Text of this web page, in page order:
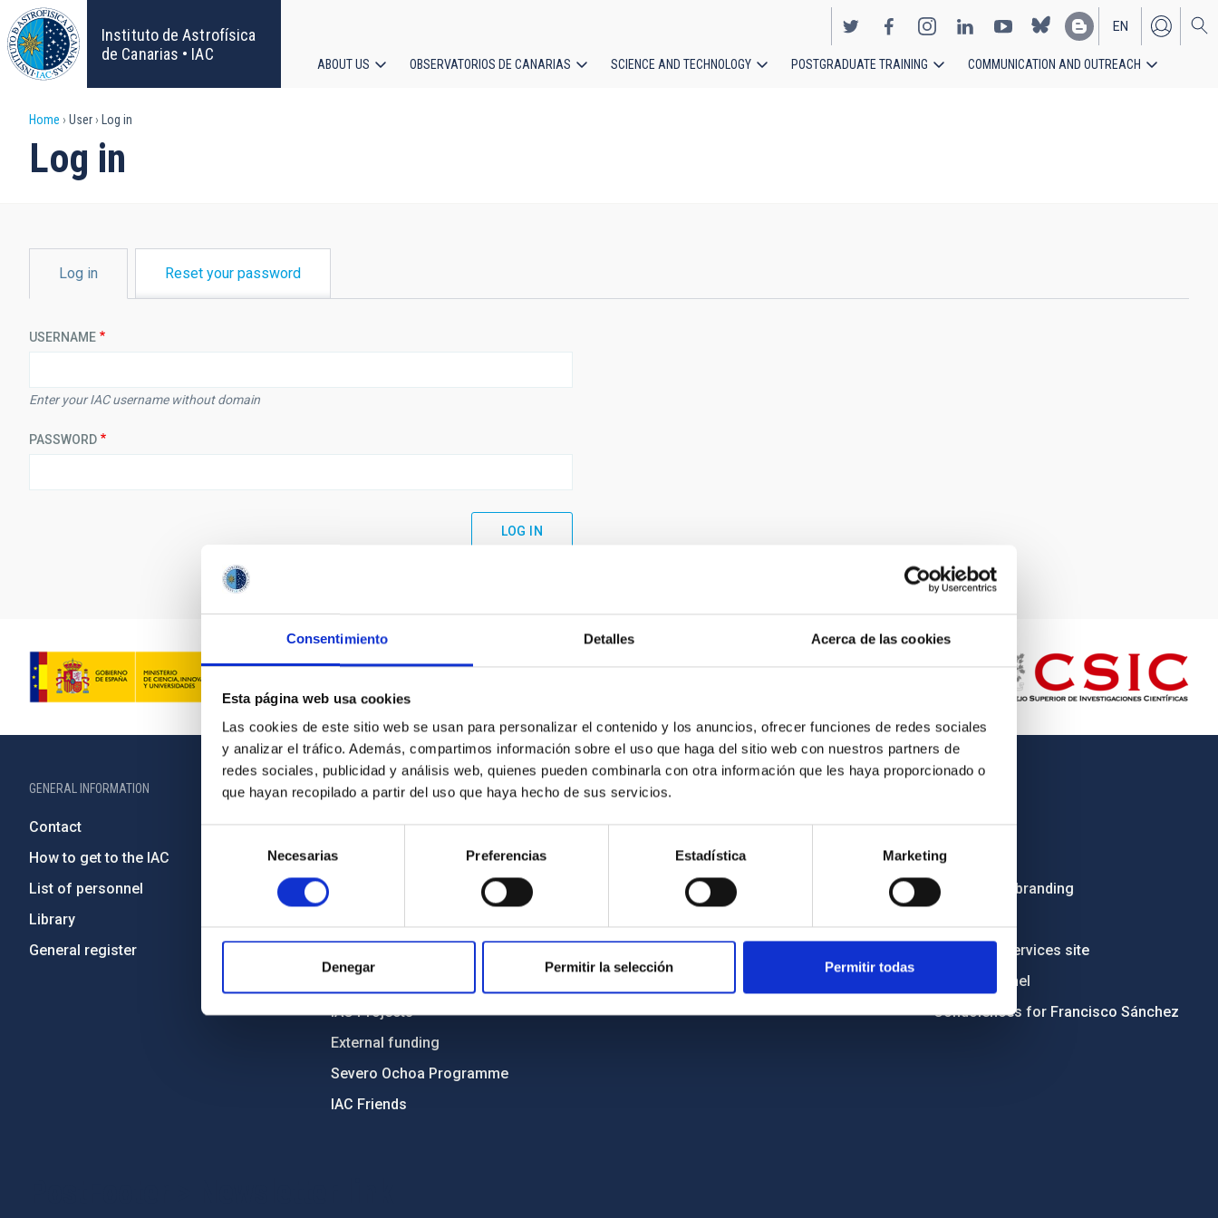
Consentimiento Detalles Acerca de las cookies
Esta página web usa cookies
Las cookies de este sitio web se usan para personalizar el contenido y los anuncios, ofrecer funciones de redes sociales
y analizar el tráfico. Además, compartimos información sobre el uso que haga del sitio web con nuestros partners de
redes sociales, publicidad y análisis web, quienes pueden combinarla con otra información que les haya proporcionado o
que hayan recopilado a partir del uso que haya hecho de sus servicios.
consentimiento
Necesarias Preferencias Estadística Marketing
Denegar Permitir la selección Permitir todas
Skip
to
main
content
Instituto de Astrofísica
de Canarias • IAC
EN
ES
ABOUT US OBSERVATORIOS DE CANARIAS SCIENCE AND TECHNOLOGY POSTGRADUATE TRAINING COMMUNICATION AND OUTREACH
Breadcrumb
Home User Log in
Log in
TABSLog in Reset your password
USERNAME
Enter your IAC username without domain
PASSWORD
GENERAL INFORMATION
Contact
How to get to the IAC
List of personnel
Library
General register
ABOUT THE IAC
Legislation
Transparency
Code of ethics and anti-fraud policy
Environment and Sustainability
Forever IAC
IAC Projects
External funding
Severo Ochoa Programme
IAC Friends
IAC PORTAL
Sitemap
Privacy policy
Legal notice
Employment
Tenders
Institutional branding
Electronic services site
Ethics channel
Condolences for Francisco Sánchez